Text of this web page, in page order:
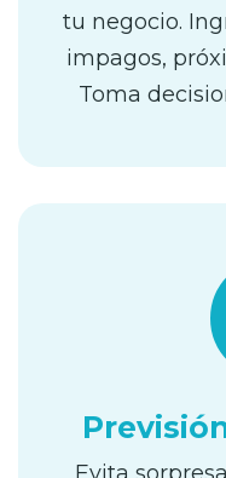
tu negocio.
impagos,
Toma